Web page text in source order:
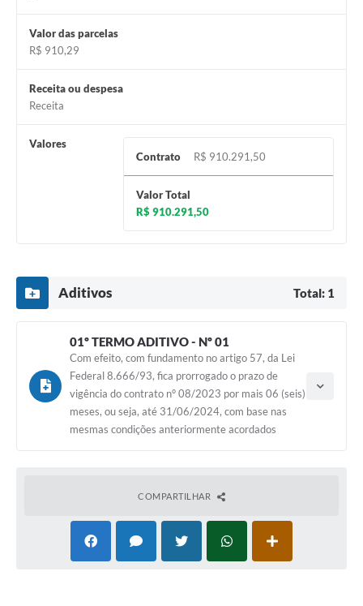
Contas Públicas
Links
Telefones Úteis
Diário Oficial
Valor das parcelas
R$ 910,29
Receita ou despesa
Receita
Valores
Contrato
R$ 910.291,50
Valor Total
R$ 910.291,50
Aditivos Total: 1
01º TERMO ADITIVO - Nº 01
Com efeito, com fundamento no artigo 57, da Lei
Federal 8.666/93, fica prorrogado o prazo de
vigência do contrato n° 08/2023 por mais 06 (seis)
meses, ou seja, até 31/06/2024, com base nas
mesmas condições anteriormente acordados
Tipo do termo: Termo Aditivo
COMPARTILHAR